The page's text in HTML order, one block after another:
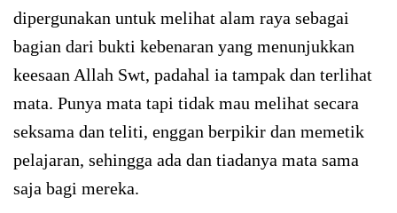
dipergunakan untuk melihat alam raya sebagai
bagian dari bukti kebenaran yang menunjukkan
keesaan Allah Swt, padahal ia tampak dan terlihat
mata. Punya mata tapi tidak mau melihat secara
seksama dan teliti, enggan berpikir dan memetik
pelajaran, sehingga ada dan tiadanya mata sama
saja bagi mereka.